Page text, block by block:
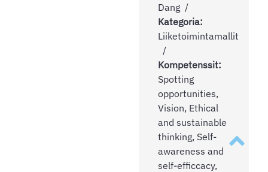
Dang
Kategoria:
Liiketoimintamallit
Kompetenssit:
Spotting
opportunities,
Vision, Ethical
and sustainable
thinking, Self-
awareness and
self-efficcacy,
Takaisin